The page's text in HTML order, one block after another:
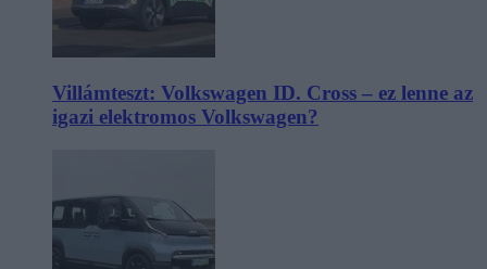
Villámteszt: Volkswagen ID. Cross – ez lenne az
igazi elektromos Volkswagen?